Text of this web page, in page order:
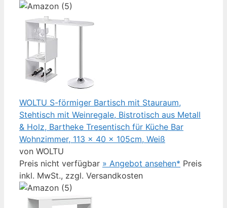
WOLTU S-förmiger Bartisch mit Stauraum,
Stehtisch mit Weinregale, Bistrotisch aus Metall
& Holz, Bartheke Tresentisch für Küche Bar
Wohnzimmer, 113 x 40 x 105cm, Weiß
von WOLTU
Preis nicht verfügbar » Angebot ansehen* Preis
inkl. MwSt., zzgl. Versandkosten